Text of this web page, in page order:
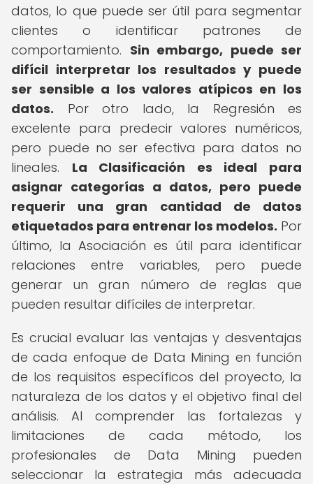
datos, lo que puede ser útil para segmentar
clientes o identificar patrones de
comportamiento. Sin embargo, puede ser
difícil interpretar los resultados y puede
ser sensible a los valores atípicos en los
datos. Por otro lado, la Regresión es
excelente para predecir valores numéricos,
pero puede no ser efectiva para datos no
lineales. La Clasificación es ideal para
asignar categorías a datos, pero puede
requerir una gran cantidad de datos
etiquetados para entrenar los modelos. Por
último, la Asociación es útil para identificar
relaciones entre variables, pero puede
generar un gran número de reglas que
pueden resultar difíciles de interpretar.
Es crucial evaluar las ventajas y desventajas
de cada enfoque de Data Mining en función
de los requisitos específicos del proyecto, la
naturaleza de los datos y el objetivo final del
análisis. Al comprender las fortalezas y
limitaciones de cada método, los
profesionales de Data Mining pueden
seleccionar la estrategia más adecuada